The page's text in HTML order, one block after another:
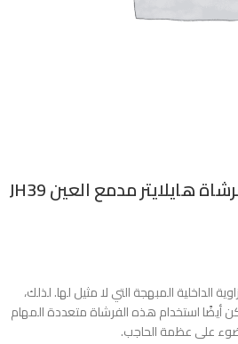
الداخلية المبهجة التي لا مثيل لها. لذلك،
أيضًا استخدام هذه الفرشاة متعددة المهام
على عظمة الحاجب.